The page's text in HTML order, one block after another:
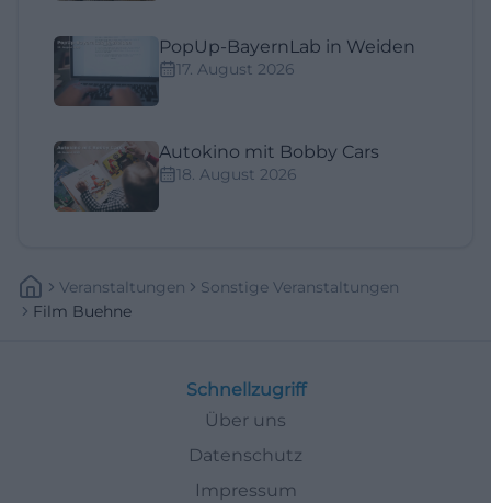
PopUp-BayernLab in Weiden
17. August 2026
Autokino mit Bobby Cars
18. August 2026
Veranstaltungen
Sonstige Veranstaltungen
Film Buehne
Schnellzugriff
Über uns
Datenschutz
Impressum